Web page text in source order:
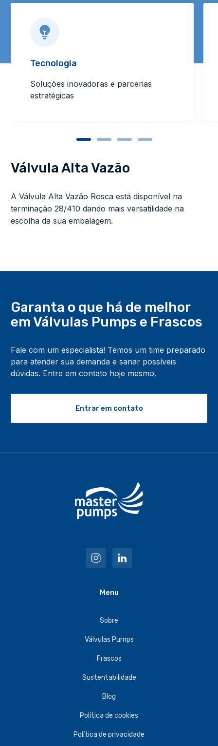
Tecnologia
Soluções inovadoras e parcerias
estratégicas
Válvula Alta Vazão
A Válvula Alta Vazão Rosca está disponível na
terminação 28/410 dando mais versatilidade na
escolha da sua embalagem.
Garanta o que há de melhor
em Válvulas Pumps e Frascos
Fale com um especialista! Temos um time preparado
para atender sua demanda e sanar possíveis
dúvidas. Entre em contato hoje mesmo.
Entrar em contato
Menu
Sobre
Válvulas Pumps
Frascos
Sustentabilidade
Blog
Política de cookies
Política de privacidade